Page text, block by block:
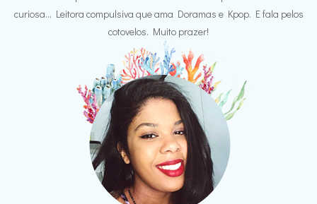
curiosa... Leitora compulsiva que ama Doramas e Kpop. E fala pelos
cotovelos. Muito prazer!